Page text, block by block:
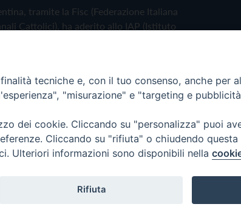
tramite la Fisc (Federazione Italiana
Cattolici), ha aderito allo IAP (Istituto
Policy Cookie Policy
tecniche e, con il tuo consenso, anche per
"misurazione" e "targeting e
dei cookie. Cliccando su "personalizza" puoi
Cliccando su "rifiuta" o chiudendo
Ulteriori informazioni sono disponibili nella
Rifiuta